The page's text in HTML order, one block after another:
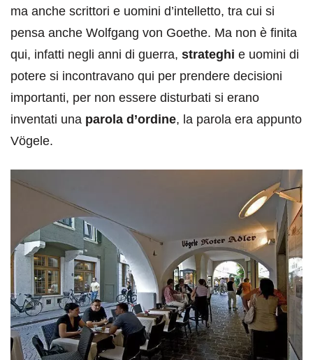
ma anche scrittori e uomini d’intelletto, tra cui si
pensa anche Wolfgang von Goethe. Ma non è finita
qui, infatti negli anni di guerra, strateghi e uomini di
potere si incontravano qui per prendere decisioni
importanti, per non essere disturbati si erano
inventati una parola d’ordine, la parola era appunto
Vögele.